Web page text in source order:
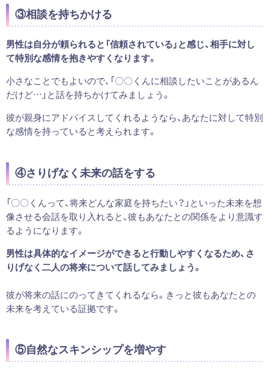
③相談を持ちかける
男性は自分が頼られると「信頼されている」と感じ、相手に対し
て特別な感情を抱きやすくなります。
小さなことでもよいので、「〇〇くんに相談したいことがあるん
だけど…」と話を持ちかけてみましょう。
彼が親身にアドバイスしてくれるようなら、あなたに対して特別
な感情を持っていると考えられます。
④さりげなく未来の話をする
「〇〇くんって、将来どんな家庭を持ちたい？」といった未来を想
像させる会話を取り入れると、彼もあなたとの関係をより意識す
るようになります。
男性は具体的なイメージができると行動しやすくなるため、さ
りげなく二人の将来について話してみましょう。
彼が将来の話にのってきてくれるなら。きっと彼もあなたとの
未来を考えている証拠です。
⑤自然なスキンシップを増やす